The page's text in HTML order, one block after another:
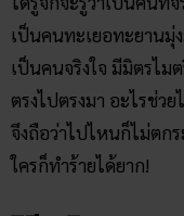
วิธีเสริมดวง
อ่อน
หลังจากที่เรารู้กันแล้ว
ปรับปรุงตัวเองยังไงให้
แต่อุปสรรค” กันเลย!